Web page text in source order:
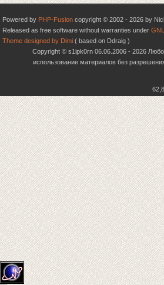
Powered by PHP-Fusion copyright © 2002 - 2026 by
Released as free software without warranties under
Theme designed by Dimi ( based on Ddraig )
Copyright © s1ipk0rn 06.06.2006 - 2026
использование материалов без